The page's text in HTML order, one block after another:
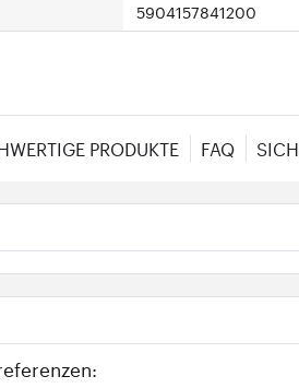
5904157841200
PRODUKTE FAQ